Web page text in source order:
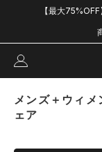
【最大
メンズ＋ウィ
ェア